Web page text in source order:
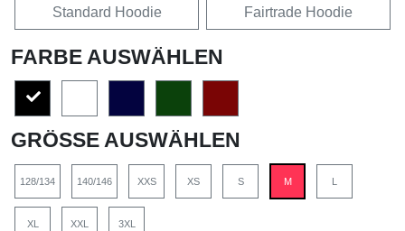
Standard Hoodie Fairtrade Hoodie
FARBE AUSWÄHLEN
GRÖSSE AUSWÄHLEN
128/134 140/146 XXS XS S M L
XL XXL 3XL